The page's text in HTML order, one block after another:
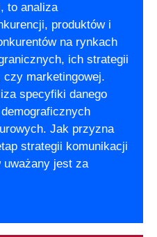
to analiza
produktów i
na rynkach
ich strategii
czy marketingowej.
specyfiki danego
Jak przyzna
strategii komunikacji
uważany jest za